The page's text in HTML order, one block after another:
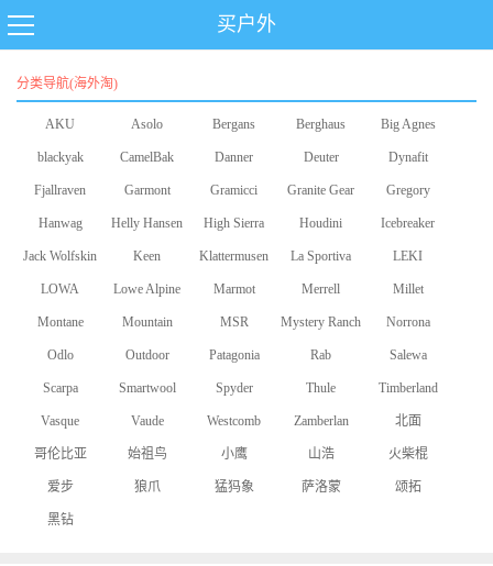
买户外
分类导航(海外淘)
AKU Asolo Bergans Berghaus Big Agnes
blackyak CamelBak Danner Deuter Dynafit
Fjallraven Garmont Gramicci Granite Gear Gregory
Hanwag Helly Hansen High Sierra Houdini Icebreaker
Jack Wolfskin Keen Klattermusen La Sportiva LEKI
LOWA Lowe Alpine Marmot Merrell Millet
Montane Mountain
Equipment
MSR Mystery Ranch Norrona
Odlo Outdoor
Research
Patagonia Rab Salewa
Scarpa Smartwool Spyder Thule Timberland
Vasque Vaude Westcomb Zamberlan 北面
哥伦比亚 始祖鸟 小鹰 山浩 火柴棍
爱步 狼爪 猛犸象 萨洛蒙 颂拓
黑钻